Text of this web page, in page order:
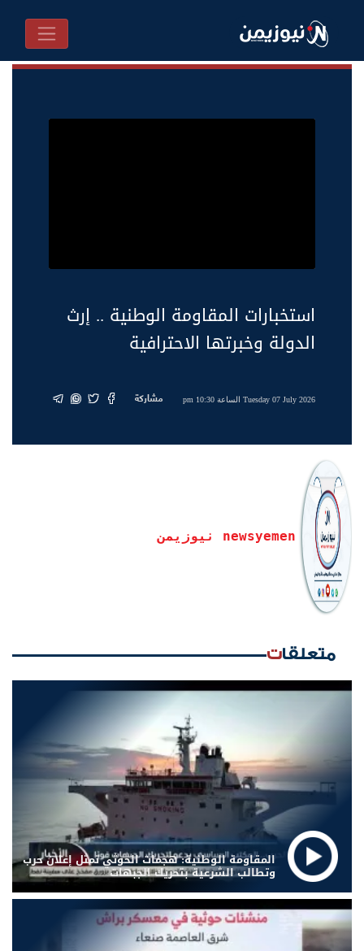
استخبارات المقاومة الوطنية .. إرث
الدولة وخبرتها الاحترافية
Tuesday 07 July 2026 الساعة 10:30 pm مشاركة
newsyemen نيوزيمن
متعلقات
المقاومة الوطنية: هجمات الحوثي تمثل إعلان حرب
وتطالب الشرعية بتحريك الجبهات